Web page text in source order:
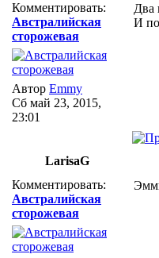
Комментировать:
Австралийская
сторожевая
Автор Emmy
Сб май 23, 2015,
23:01
Два
И
LarisaG
Комментировать:
Австралийская
сторожевая